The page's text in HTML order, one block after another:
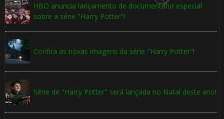
HBO anuncia lançamento de documentário especial
sobre a série "Harry Potter"!
Confira as novas imagens da série "Harry Potter"!
Série de "Harry Potter" será lançada no Natal deste ano!
1️⃣ 8️⃣